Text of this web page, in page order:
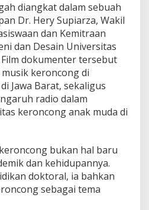
diangkat dalam sebuah
Dr. Hery Supiarza, Wakil
dan Kemitraan
dan Desain Universitas
dokumenter tersebut
keroncong di
Jawa Barat, sekaligus
radio dalam
keroncong anak muda di
bukan hal baru
dan kehidupannya.
doktoral, ia bahkan
sebagai tema